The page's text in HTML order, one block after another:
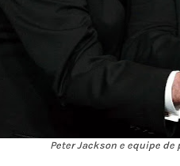
Peter Jackson e equipe de